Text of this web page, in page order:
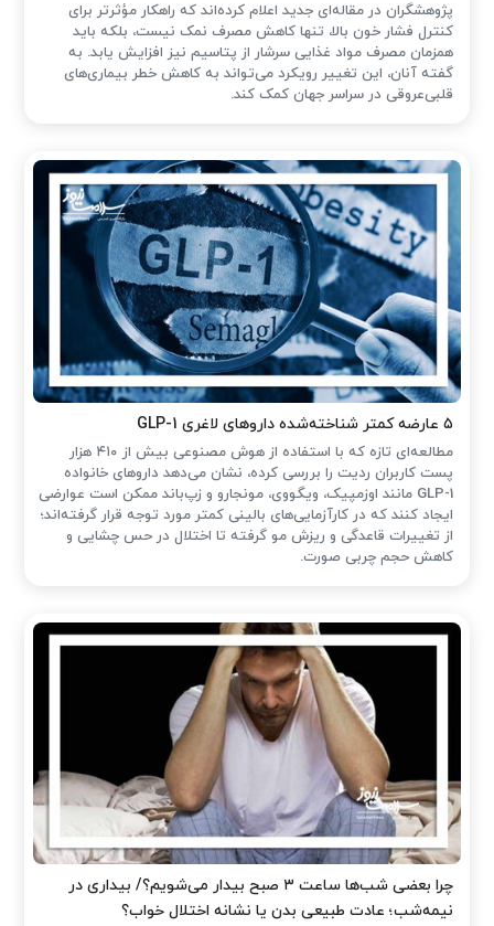
پژوهشگران در مقاله‌ای جدید اعلام کرده‌اند که راهکار مؤثرتر برای
کنترل فشار خون بالا، تنها کاهش مصرف نمک نیست، بلکه باید
همزمان مصرف مواد غذایی سرشار از پتاسیم نیز افزایش یابد. به
گفته آنان، این تغییر رویکرد می‌تواند به کاهش خطر بیماری‌های
قلبی‌عروقی در سراسر جهان کمک کند.
۵ عارضه کمتر شناخته‌شده داروهای لاغری GLP-1
مطالعه‌ای تازه که با استفاده از هوش مصنوعی بیش از ۴۱۰ هزار
پست کاربران ردیت را بررسی کرده، نشان می‌دهد داروهای خانواده
GLP-1 مانند اوزمپیک، ویگووی، مونجارو و زپ‌باند ممکن است عوارضی
ایجاد کنند که در کارآزمایی‌های بالینی کمتر مورد توجه قرار گرفته‌اند؛
از تغییرات قاعدگی و ریزش مو گرفته تا اختلال در حس چشایی و
کاهش حجم چربی صورت.
چرا بعضی شب‌ها ساعت ۳ صبح بیدار می‌شویم؟/ بیداری در
نیمه‌شب؛ عادت طبیعی بدن یا نشانه اختلال خواب؟